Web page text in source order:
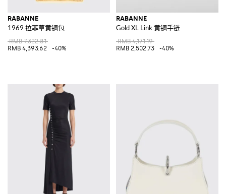
RABANNE
1969 拉菲草黄铜包
RMB 7,322.81
RMB 4,393.62
-40%
RABANNE
Gold XL Link 黄铜手链
RMB 4,171.19
RMB 2,502.73
-40%